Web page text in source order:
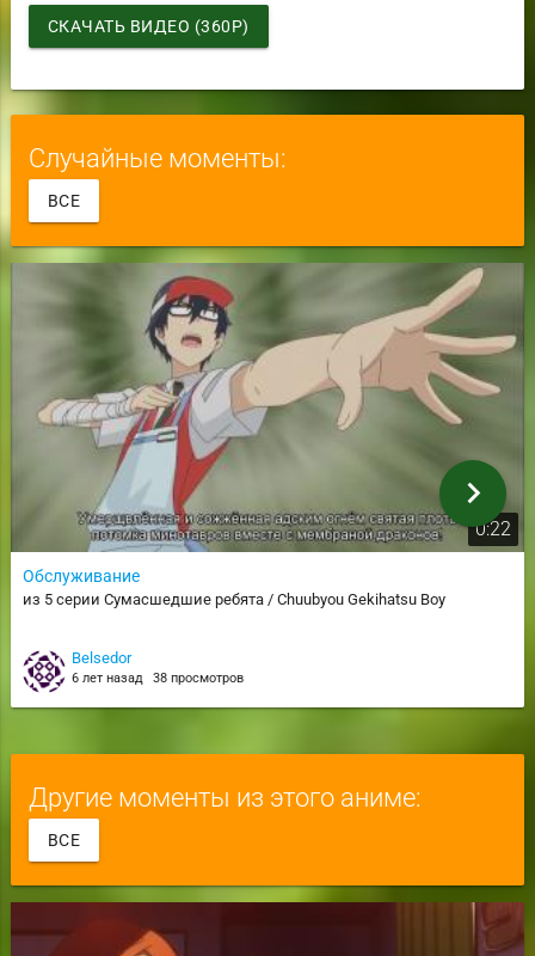
СКАЧАТЬ ВИДЕО (360P)
Случайные моменты:
ВСЕ
0:22
Обслуживание
из 5 серии Сумасшедшие ребята / Chuubyou Gekihatsu Boy
Belsedor
6 лет назад 38 просмотров
chevron_right
Другие моменты из этого аниме:
ВСЕ